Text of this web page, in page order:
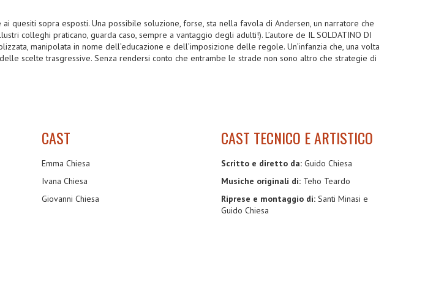
quesiti sopra esposti. Una possibile soluzione, forse, sta nella favola di Andersen, un narratore che
colleghi praticano, guarda caso, sempre a vantaggio degli adulti!). L’autore de IL SOLDATINO DI
manipolata in nome dell’educazione e dell’imposizione delle regole. Un’infanzia che, una volta
scelte trasgressive. Senza rendersi conto che entrambe le strade non sono altro che strategie di
CAST
Emma Chiesa
Ivana Chiesa
Giovanni Chiesa
CAST TECNICO E ARTISTICO
Scritto e diretto da:Guido Chiesa
Musiche originali di:Teho Teardo
Riprese e montaggio di:Santi Minasi e
Guido Chiesa